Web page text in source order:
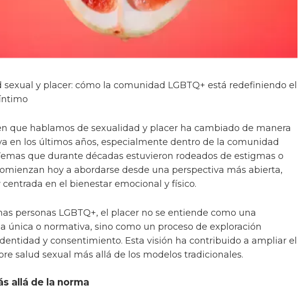
sexual y placer: cómo la comunidad LGBTQ+ está redefiniendo el
que hablamos de sexualidad y placer ha cambiado de manera
en los últimos años, especialmente dentro de la comunidad
que durante décadas estuvieron rodeados de estigmas o
hoy a abordarse desde una perspectiva más abierta,
centrada en el bienestar emocional y físico.
personas LGBTQ+, el placer no se entiende como una
única o normativa, sino como un proceso de exploración
y consentimiento. Esta visión ha contribuido a ampliar el
salud sexual más allá de los modelos tradicionales.
allá de la norma